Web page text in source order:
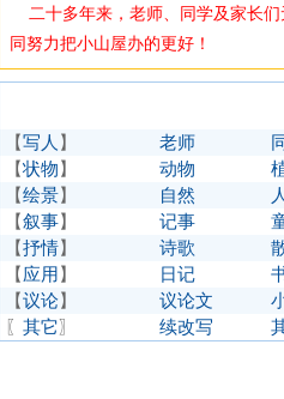
二十多年来，老师、同学及家长们
同努力把小山屋办的更好！
【写人 】 老师
【状物】 动物
【绘景】 自然
【叙事】 记事
【抒情】 诗歌
【应用】 日记
【议论】 议论文
〖 其它〗 续改写